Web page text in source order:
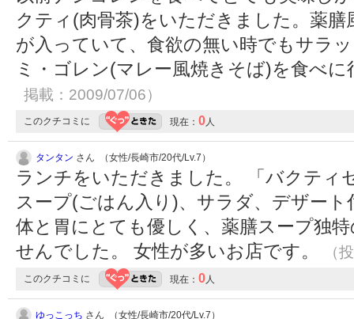
クティ(肉骨茶)をいただきました。薬
が入っていて、食欲の無い時でもサラ
ミ・ゴレン(マレー風焼きそば)を食べ
掲載：2009/07/06）
このクチコミに 現在： 0人
タンタン さん （女性/長崎市/20代/Lv.7）
ランチをいただきました。 「バクティ
スープ(ごはん入り)、サラダ、デザー
体と胃にとても優しく、薬膳スープ独
せんでした。 女性が多いお店です。
（
このクチコミに 現在： 0人
ゆっこっち さん （女性/長崎市/20代/Lv.7）